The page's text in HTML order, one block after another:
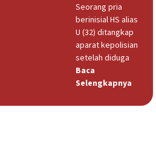
Seorang pria
berinisial HS alias
U (32) ditangkap
aparat kepolisian
setelah diduga
Baca
Selengkapnya